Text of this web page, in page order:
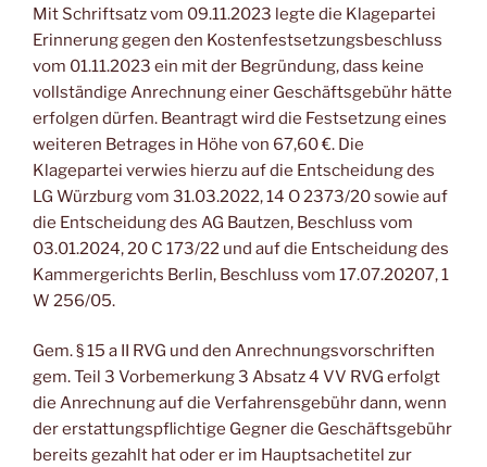
Mit Schriftsatz vom 09.11.2023 legte die Klagepartei
Erinnerung gegen den Kostenfestsetzungsbeschluss
vom 01.11.2023 ein mit der Begründung, dass keine
vollständige Anrechnung einer Geschäftsgebühr hätte
erfolgen dürfen. Beantragt wird die Festsetzung eines
weiteren Betrages in Höhe von 67,60 €. Die
Klagepartei verwies hierzu auf die Entscheidung des
LG Würzburg vom 31.03.2022, 14 O 2373/20 sowie auf
die Entscheidung des AG Bautzen, Beschluss vom
03.01.2024, 20 C 173/22 und auf die Entscheidung des
Kammergerichts Berlin, Beschluss vom 17.07.20207, 1
W 256/05.
Gem. § 15 a II RVG und den Anrechnungsvorschriften
gem. Teil 3 Vorbemerkung 3 Absatz 4 VV RVG erfolgt
die Anrechnung auf die Verfahrensgebühr dann, wenn
der erstattungspflichtige Gegner die Geschäftsgebühr
bereits gezahlt hat oder er im Hauptsachetitel zur